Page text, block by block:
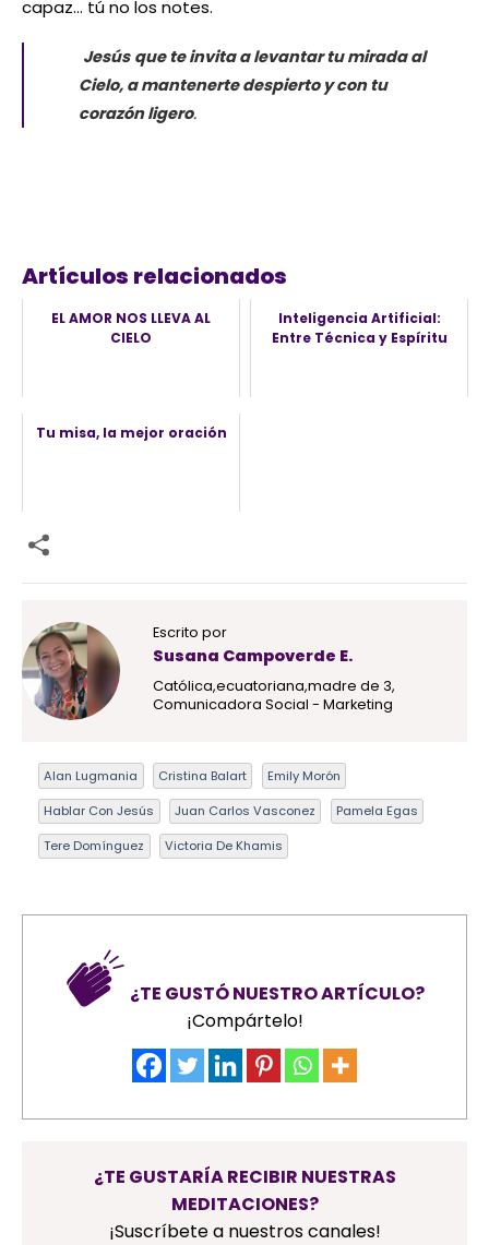
capaz… tú no los notes.
Jesús que te invita a levantar tu mirada al
Cielo, a mantenerte despierto y con tu
corazón ligero.
Artículos relacionados
EL AMOR NOS LLEVA AL
CIELO
Inteligencia Artificial:
Entre Técnica y Espíritu
Tu misa, la mejor oración
Escrito por
Susana Campoverde E.
Católica,ecuatoriana,madre de 3,
Comunicadora Social - Marketing
Alan Lugmania Cristina Balart Emily Morón
Hablar Con Jesús Juan Carlos Vasconez Pamela Egas
Tere Domínguez Victoria De Khamis
¿TE GUSTÓ NUESTRO ARTÍCULO?
¡Compártelo!
¿TE GUSTARÍA RECIBIR NUESTRAS
MEDITACIONES?
¡Suscríbete a nuestros canales!